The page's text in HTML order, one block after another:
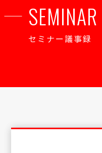
セミナー議事録